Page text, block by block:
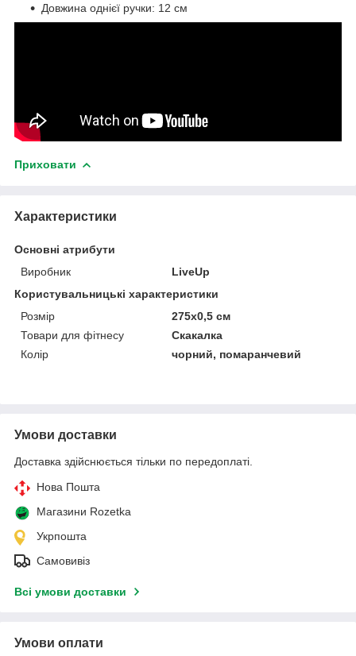
Довжина однієї ручки: 12 см
Приховати
Характеристики
Основні атрибути
Виробник
LiveUp
Користувальницькі характеристики
Розмір
275x0,5 см
Товари для фітнесу
Скакалка
Колір
чорний, помаранчевий
Умови доставки
Доставка здійснюється тільки по передоплаті.
Нова Пошта
Магазини Rozetka
Укрпошта
Самовивіз
Всі умови доставки
Умови оплати